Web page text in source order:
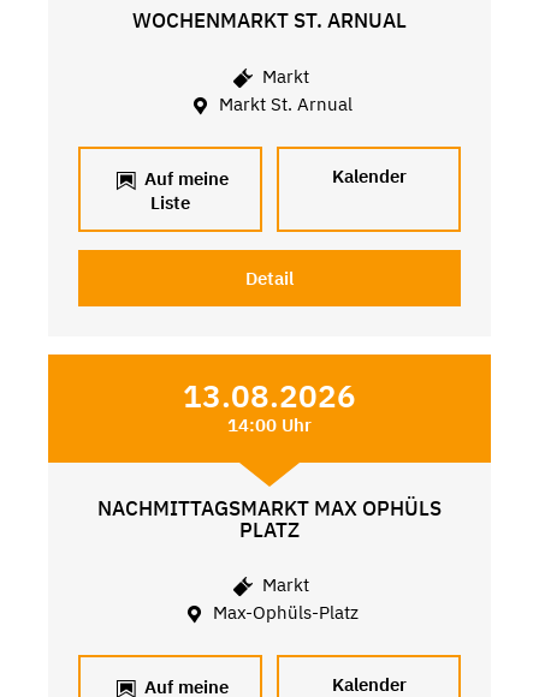
WOCHENMARKT ST. ARNUAL
Markt
Markt St. Arnual
Auf meine
Liste
Kalender
Detail
13.08.2026
14:00 Uhr
NACHMITTAGSMARKT MAX OPHÜLS
PLATZ
Markt
Max-Ophüls-Platz
Auf meine
Kalender